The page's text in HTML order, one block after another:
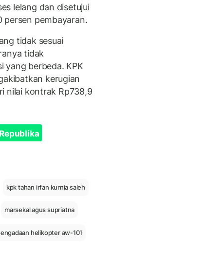
lelang dan disetujui
persen pembayaran.
tidak sesuai
tidak
yang berbeda. KPK
kerugian
nilai kontrak Rp738,9
kpk tahan irfan kurnia saleh
marsekal agus supriatna
helikopter aw-101